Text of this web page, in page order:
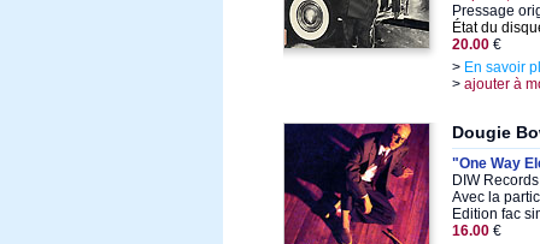
Pressage
État du
20.00 €
> En savoir
> ajouter à
Dougie
"One Way
DIW
Avec la
Edition fac
16.00 €